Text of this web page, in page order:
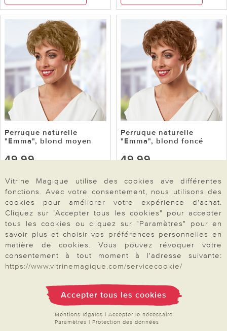
Perruque naturelle
"Emma", blond moyen
49,99
Voir l’article
Perruque naturelle
"Emma", blond foncé
49,99
Voir l’article
Perruque Naturell "Tilda",
Perruque Naturell "Tilda",
Vitrine Magique utilise des cookies ave différentes
fonctions. Avec votre consentement, nous utilisons des
cookies pour améliorer votre expérience d'achat.
Cliquez sur "Accepter tous les cookies" pour accepter
tous les cookies ou cliquez sur "Paramètres" pour en
savoir plus et choisir vos préférences personnelles en
matière de cookies. Vous pouvez révoquer votre
consentement à tout moment à l'adresse suivante:
https://www.vitrinemagique.com/servicecookie/
Accepter tous les cookies
Mentions légales | Accepter le nécessaire
Paramètres | Protection des données